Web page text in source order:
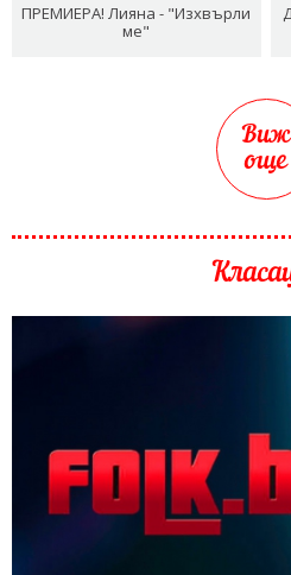
ПРЕМИЕРА! Лияна - "Изхвърли
ме"
Виж
още